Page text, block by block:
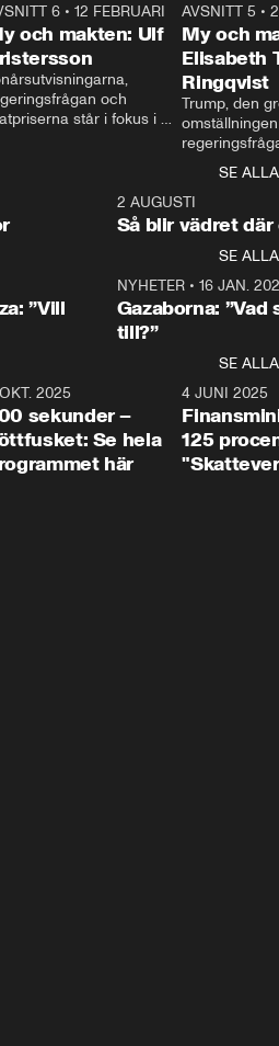
27:30
6 •12 FEBRUARI
och makten: Ulf
och
står i fokus i
ställer
Ulf Kristersson
AVSNITT 5 •
My och
Elisabeth
Ringqvist
Trump, den
centrum i
avsnittet av
Makten”. Se
Aftonbladets
Rohwedder
Thand Ring
SE ALLA
2 AUGUSTI
Så blir vädret där
SE ALLA
”Vill
NYHETER• 16 JAN.
Gazaborna:
till?”
SE ALLA
4:29
2025
sekunder –
Se hela
här
4 JUNI 2025
125